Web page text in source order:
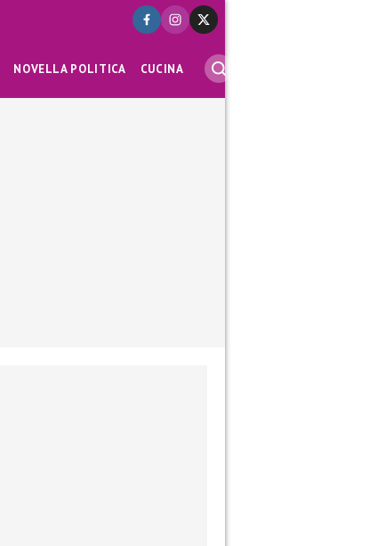
NOVELLA POLITICA CUCINA